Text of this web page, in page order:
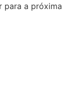
para a próxima